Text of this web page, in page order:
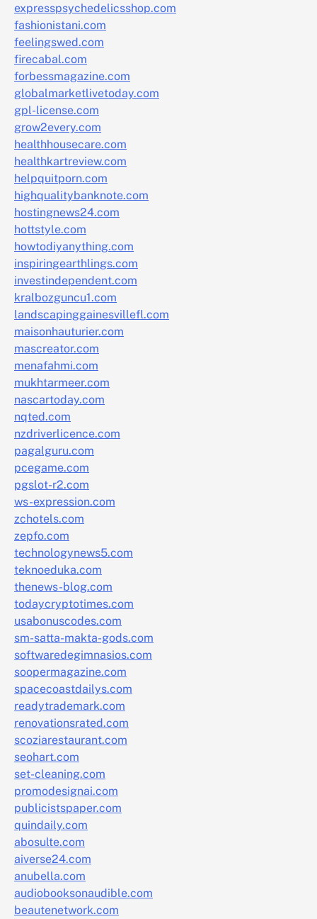
expresspsychedelicsshop.com
fashionistani.com
feelingswed.com
firecabal.com
forbessmagazine.com
globalmarketlivetoday.com
gpl-license.com
grow2every.com
healthhousecare.com
healthkartreview.com
helpquitporn.com
highqualitybanknote.com
hostingnews24.com
hottstyle.com
howtodiyanything.com
inspiringearthlings.com
investindependent.com
kralbozguncu1.com
landscapinggainesvillefl.com
maisonhauturier.com
mascreator.com
menafahmi.com
mukhtarmeer.com
nascartoday.com
nqted.com
nzdriverlicence.com
pagalguru.com
pcegame.com
pgslot-r2.com
ws-expression.com
zchotels.com
zepfo.com
technologynews5.com
teknoeduka.com
thenews-blog.com
todaycryptotimes.com
usabonuscodes.com
sm-satta-makta-gods.com
softwaredegimnasios.com
soopermagazine.com
spacecoastdailys.com
readytrademark.com
renovationsrated.com
scoziarestaurant.com
seohart.com
set-cleaning.com
promodesignai.com
publicistspaper.com
quindaily.com
abosulte.com
aiverse24.com
anubella.com
audiobooksonaudible.com
beautenetwork.com